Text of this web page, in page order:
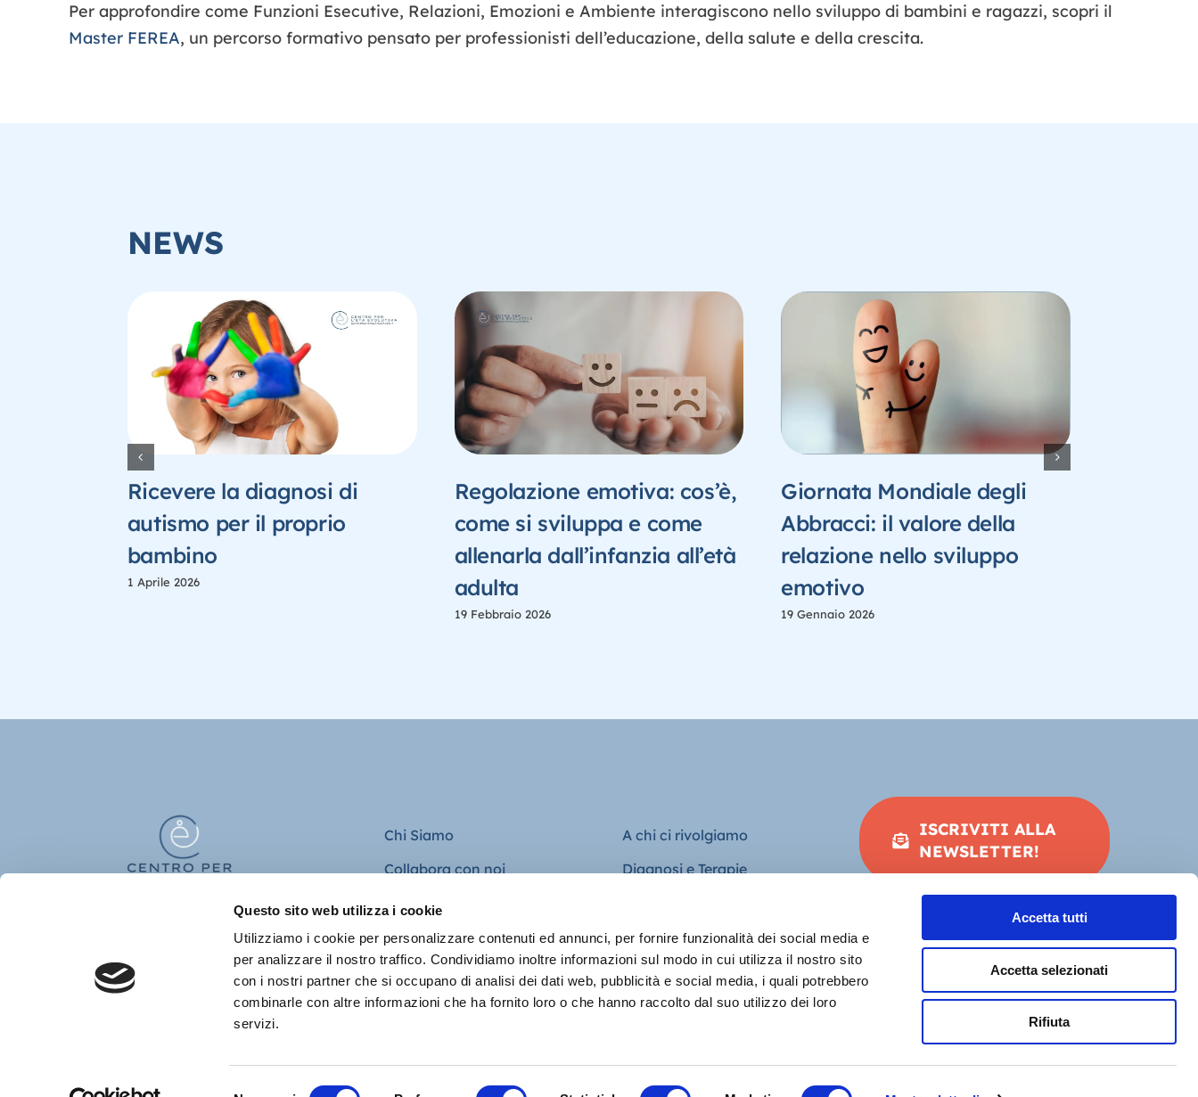
Questo sito web utilizza i cookie
Utilizziamo i cookie per personalizzare contenuti ed annunci, per fornire funzionalità dei social media e
per analizzare il nostro traffico. Condividiamo inoltre informazioni sul modo in cui utilizza il nostro sito
con i nostri partner che si occupano di analisi dei dati web, pubblicità e social media, i quali potrebbero
combinarle con altre informazioni che ha fornito loro o che hanno raccolto dal suo utilizzo dei loro
servizi.
Accetta tutti
Accetta selezionati
Rifiuta
Per approfondire come Funzioni Esecutive, Relazioni, Emozioni e Ambiente interagiscono nello sviluppo di bambini e ragazzi, scopri il
Master FEREA, un percorso formativo pensato per professionisti dell’educazione, della salute e della crescita.
NEWS
Ricevere la diagnosi di
autismo per il proprio
bambino
1 Aprile 2026
Regolazione emotiva: cos’è,
come si sviluppa e come
allenarla dall’infanzia all’età
adulta
19 Febbraio 2026
Giornata Mondiale degli
Abbracci: il valore della
relazione nello sviluppo
emotivo
19 Gennaio 2026
Chi Siamo
Collabora con noi
Contatti
A chi ci rivolgiamo
Diagnosi e Terapie
Ricerca
ISCRIVITI ALLA
NEWSLETTER!